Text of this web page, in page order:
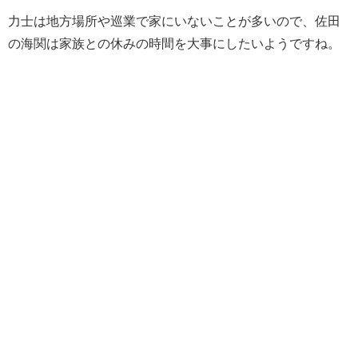
力士は地方場所や巡業で家にいないことが多いので、佐田
の海関は家族との休みの時間を大事にしたいようですね。